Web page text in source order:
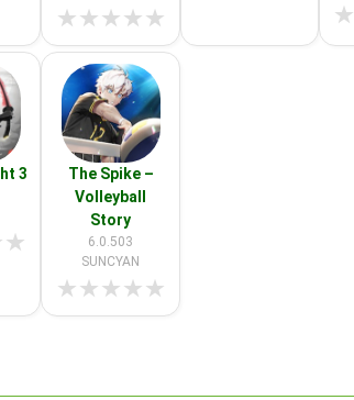
★★★★★ ★
3
★
The Spike –
Volleyball
Story
6.0.503
SUNCYAN
★★★★★